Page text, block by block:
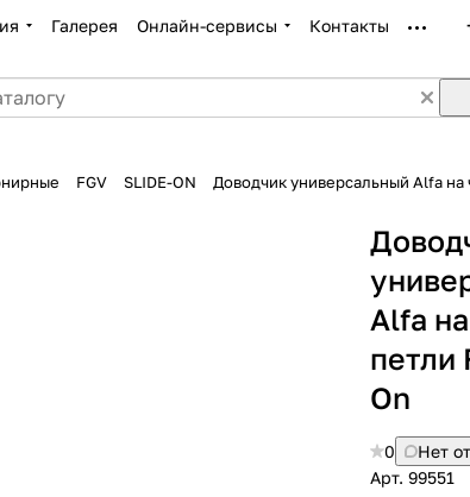
Галерея Онлайн-сервисы Контакты
FGV SLIDE-ON Доводчик универсальный Alfa на
Alfa
петли
On
0
Нет
Арт. 99551